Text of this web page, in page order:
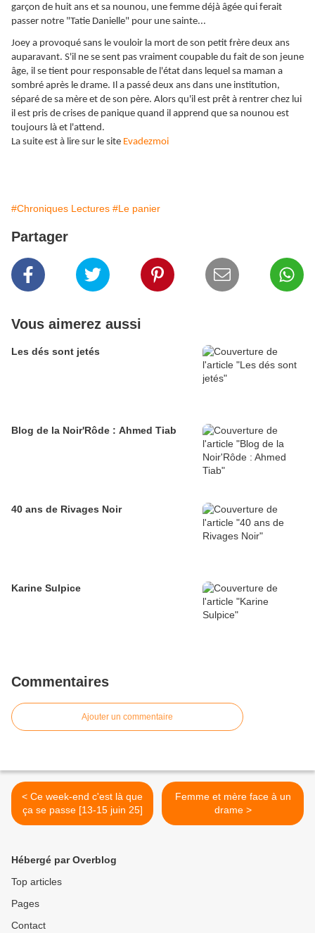
garçon de huit ans et sa nounou, une femme déjà âgée qui ferait
passer notre "Tatie Danielle" pour une sainte...
Joey a provoqué sans le vouloir la mort de son petit frère deux ans
auparavant. S'il ne se sent pas vraiment coupable du fait de son jeune
âge, il se tient pour responsable de l'état dans lequel sa maman a
sombré après le drame. Il a passé deux ans dans une institution,
séparé de sa mère et de son père. Alors qu'il est prêt à rentrer chez lui
il est pris de crises de panique quand il apprend que sa nounou est
toujours là et l'attend.
La suite est à lire sur le site Evadezmoi
#Chroniques Lectures #Le panier
Partager
Vous aimerez aussi
Les dés sont jetés
Blog de la Noir'Rôde : Ahmed Tiab
40 ans de Rivages Noir
Karine Sulpice
Commentaires
Ajouter un commentaire
< Ce week-end c'est là que
ça se passe [13-15 juin 25]
Femme et mère face à un
drame >
Hébergé par Overblog
Top articles
Pages
Contact